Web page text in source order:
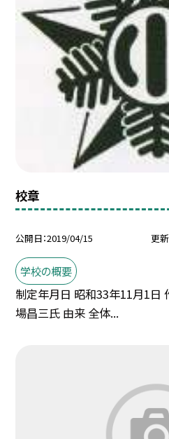
校章
公開日 2019/04/15 更
学校の概要
制定年月日 昭和33年11月1日
場昌三氏 由来 全体...